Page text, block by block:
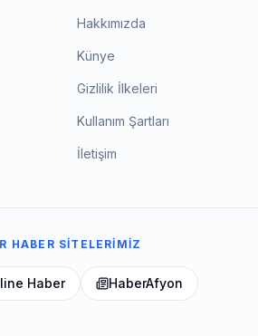
Hakkımızda
Künye
Gizlilik İlkeleri
Kullanım Şartları
İletişim
HABER SITELERIMIZ
Haber HaberAfyon